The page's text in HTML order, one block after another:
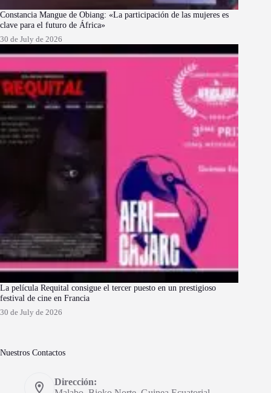
Constancia Mangue de Obiang: «La participación de las mujeres es
clave para el futuro de África»
30 de July de 2026
La película Requital consigue el tercer puesto en un prestigioso
festival de cine en Francia
30 de July de 2026
Nuestros Contactos
Dirección: